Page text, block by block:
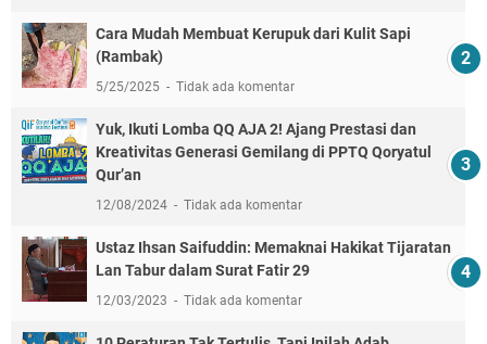
Cara Mudah Membuat Kerupuk dari Kulit Sapi
(Rambak)
5/25/2025 Tidak ada komentar
Yuk, Ikuti Lomba QQ AJA 2! Ajang Prestasi dan
Kreativitas Generasi Gemilang di PPTQ Qoryatul
Qur’an
12/08/2024 Tidak ada komentar
Ustaz Ihsan Saifuddin: Memaknai Hakikat Tijaratan
Lan Tabur dalam Surat Fatir 29
12/03/2023 Tidak ada komentar